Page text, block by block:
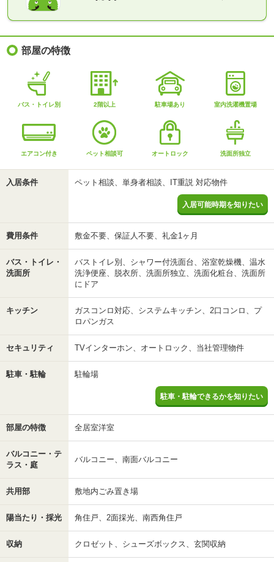
部屋の特徴
バス・トイレ別 2階以上 駐車場あり 室内洗濯機置場
エアコン付き ペット相談可 オートロック 洗面所独立
入居条件 ペット相談、単身者相談、IT重説 対応物件
入居可能時期を知りたい
費用条件 敷金不要、保証人不要、礼金1ヶ月
バス・トイレ・
洗面所
バストイレ別、シャワー付洗面台、浴室乾燥機、温水
洗浄便座、脱衣所、洗面所独立、洗面化粧台、洗面所
にドア
キッチン
ガスコンロ対応、システムキッチン、2口コンロ、プ
ロパンガス
セキュリティ TVインターホン、オートロック、当社管理物件
駐車・駐輪 駐輪場
駐車・駐輪できるかを知りたい
部屋の特徴 全居室洋室
バルコニー・テ
ラス・庭
バルコニー、南面バルコニー
共用部 敷地内ごみ置き場
陽当たり・採光 角住戸、2面採光、南西角住戸
収納 クロゼット、シューズボックス、玄関収納